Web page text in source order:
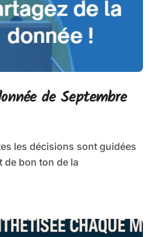
de Septembre
bon ton de la